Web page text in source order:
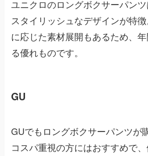
ユニクロのロングボクサーパン
スタイリッシュなデザインが特
に応じた素材展開もあるため、
る優れものです。
GU
GUでもロングボクサーパンツが
コスパ重視の方にはおすすめで、